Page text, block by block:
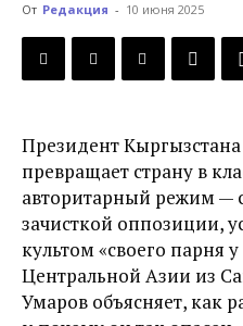
Кыргызстана
От Редакция - 10 июня 2025
Президент
превращает страну в
авторитарный режим —
зачисткой оппозиции,
культом «своего парня
Центральной Азии из
Умаров объясняет, как